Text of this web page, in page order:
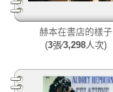
赫本在書店的樣子
(3張∕3,298人次)